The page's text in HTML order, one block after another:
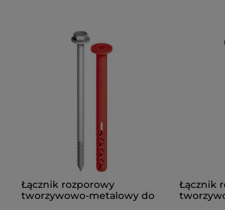
Łącznik rozporowy
tworzywowo-metalowy do
Łącznik